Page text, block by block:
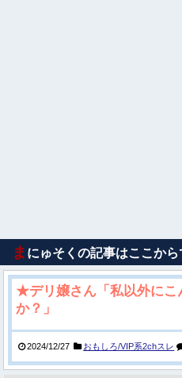
ま にゅそくの記事はここから
★デリ嬢さん「私以外にこ
か？」
2024/12/27 おもしろ/VIP系2chスレ